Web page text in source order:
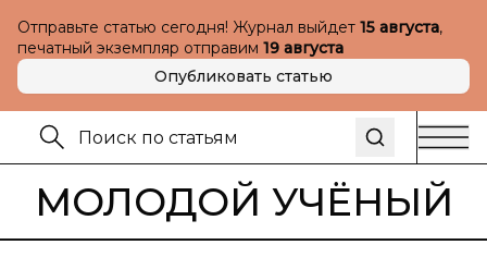
Отправьте статью сегодня! Журнал выйдет 15 августа,
печатный экземпляр отправим 19 августа
Опубликовать статью
МОЛОДОЙ УЧЁНЫЙ